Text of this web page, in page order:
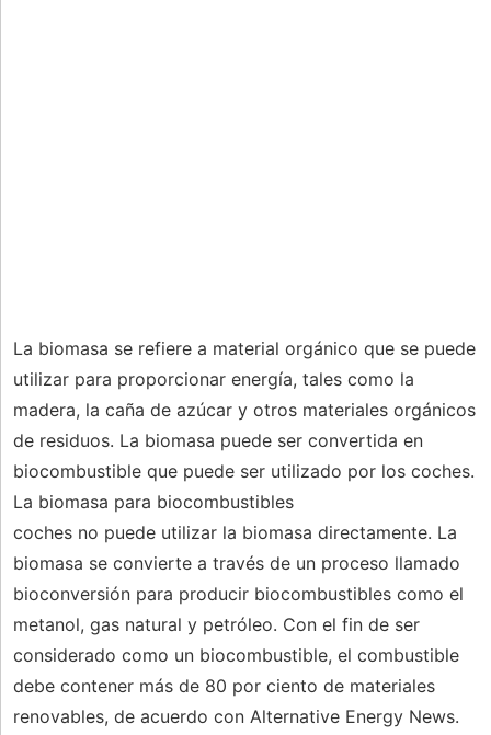
La biomasa se refiere a material orgánico que se puede
utilizar para proporcionar energía, tales como la
madera, la caña de azúcar y otros materiales orgánicos
de residuos. La biomasa puede ser convertida en
biocombustible que puede ser utilizado por los coches.
La biomasa para biocombustibles
coches no puede utilizar la biomasa directamente. La
biomasa se convierte a través de un proceso llamado
bioconversión para producir biocombustibles como el
metanol, gas natural y petróleo. Con el fin de ser
considerado como un biocombustible, el combustible
debe contener más de 80 por ciento de materiales
renovables, de acuerdo con Alternative Energy News.